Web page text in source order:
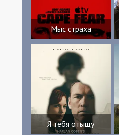
Мыс страха
Я тебя отыщу